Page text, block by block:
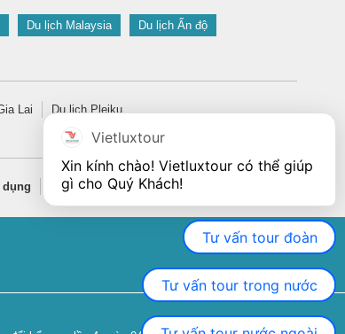
Du lịch Malaysia Du lịch Ấn độ
Lai Du lịch Pleiku
Quy định bảo mật thông tin
Vietluxtour
Xin kính chào! Vietluxtour có thể giúp
gì cho Quý Khách!
Tư vấn tour đoàn
Tư vấn tour trong nước